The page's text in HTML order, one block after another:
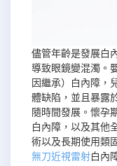
儘管年齡是發展白
導致眼鏡變混濁。
因繼承）白內障，
體缺陷，並且暴露
隨時間發展。懷孕
白內障，以及其他
術以及長期使用類
無刀近視雷射白內